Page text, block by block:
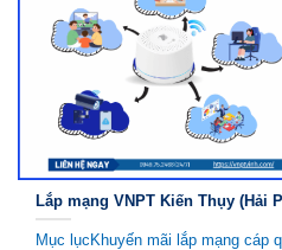
Lắp mạng VNPT Kiến Thụy (Hải
Mục lụcKhuyến mãi lắp mạng cáp